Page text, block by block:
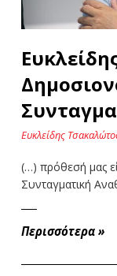
Ευκλείδης
(…) πρόθεσή μας
Συνταγματική
Περισσότερα »